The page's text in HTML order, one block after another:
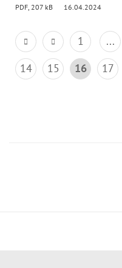
PDF, 207 kB 16.04.2024
1 ...
14
15 16 17